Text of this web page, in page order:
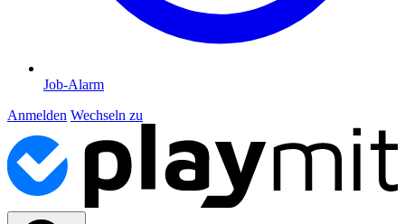
Job-Alarm
Anmelden Wechseln zu